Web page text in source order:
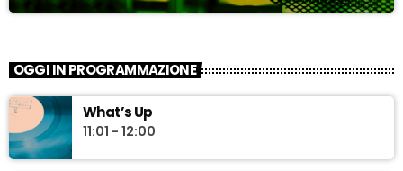
OGGI IN PROGRAMMAZIONE
What’s Up
11:01 - 12:00